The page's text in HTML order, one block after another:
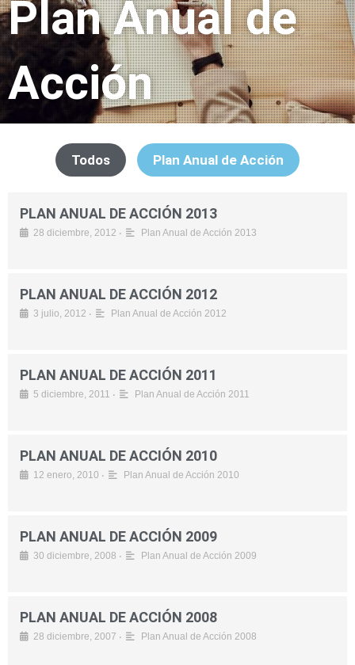
Plan Anual de
Acción
Todos Plan Anual de Acción
PLAN ANUAL DE ACCIÓN 2013
28 diciembre, 2012 • Plan Anual de Acción 2013
PLAN ANUAL DE ACCIÓN 2012
3 julio, 2012 • Plan Anual de Acción 2012
PLAN ANUAL DE ACCIÓN 2011
5 diciembre, 2011 • Plan Anual de Acción 2011
PLAN ANUAL DE ACCIÓN 2010
12 enero, 2010 • Plan Anual de Acción 2010
PLAN ANUAL DE ACCIÓN 2009
30 diciembre, 2008 • Plan Anual de Acción 2009
PLAN ANUAL DE ACCIÓN 2008
28 diciembre, 2007 • Plan Anual de Acción 2008